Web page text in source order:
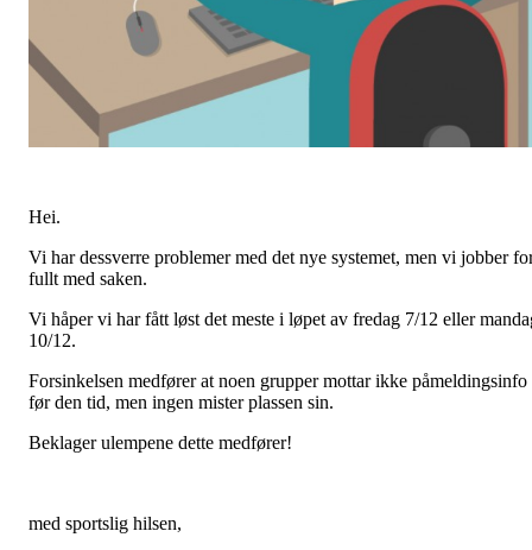
Hei.
Vi har dessverre problemer med det nye systemet, men vi jobber
fullt med saken.
Vi håper vi har fått løst det meste i løpet av fredag 7/12 eller
10/12.
Forsinkelsen medfører at noen grupper mottar ikke påmeldingsinfo
før den tid, men ingen mister plassen sin.
Beklager ulempene dette medfører!
med sportslig hilsen,